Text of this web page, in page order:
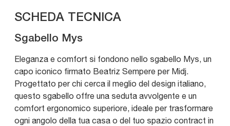
SCHEDA TECNICA
Sgabello Mys
Eleganza e comfort si fondono nello sgabello Mys, un
capo iconico firmato Beatriz Sempere per Midj.
Progettato per chi cerca il meglio del design italiano,
questo sgabello offre una seduta avvolgente e un
comfort ergonomico superiore, ideale per trasformare
ogni angolo della tua casa o del tuo spazio contract in